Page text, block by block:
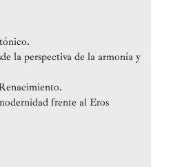
la perspectiva de la armonía y
frente al Eros